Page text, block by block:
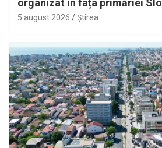
organizat în fața primăriei
5 august 2026 Ştirea